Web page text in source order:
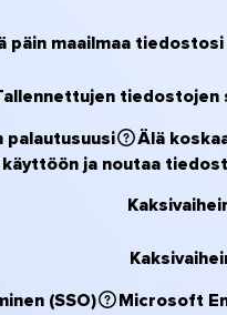
päin maailmaa
tiedostojen
palautusuusi
Älä
ja noutaa
(SSO) Microsoft